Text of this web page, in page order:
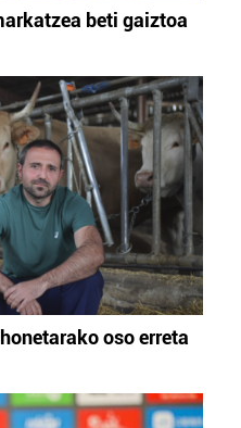
beti gaiztoa
oso erreta